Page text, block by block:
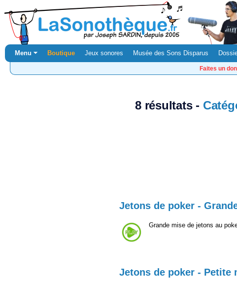
Menu ⏷ Boutique Jeux sonores Musée des Sons Disparus
Faites un
8 résultats -
Jetons de poker -
Grande mise de jetons au
Jetons de poker - Petite